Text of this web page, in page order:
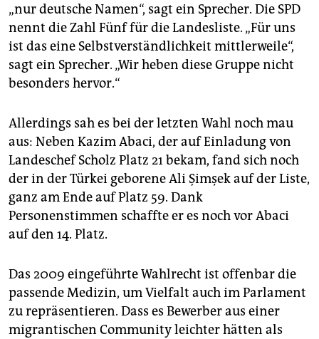
„nur deutsche Namen“, sagt ein Sprecher. Die SPD
nennt die Zahl Fünf für die Landesliste. „Für uns
ist das eine Selbstverständlichkeit mittlerweile“,
sagt ein Sprecher. „Wir heben diese Gruppe nicht
besonders hervor.“
Allerdings sah es bei der letzten Wahl noch mau
aus: Neben Kazim Abaci, der auf Einladung von
Landeschef Scholz Platz 21 bekam, fand sich noch
der in der Türkei geborene Ali Şimşek auf der Liste,
ganz am Ende auf Platz 59. Dank
Personenstimmen schaffte er es noch vor Abaci
auf den 14. Platz.
Das 2009 eingeführte Wahlrecht ist offenbar die
passende Medizin, um Vielfalt auch im Parlament
zu repräsentieren. Dass es Bewerber aus einer
migrantischen Community leichter hätten als